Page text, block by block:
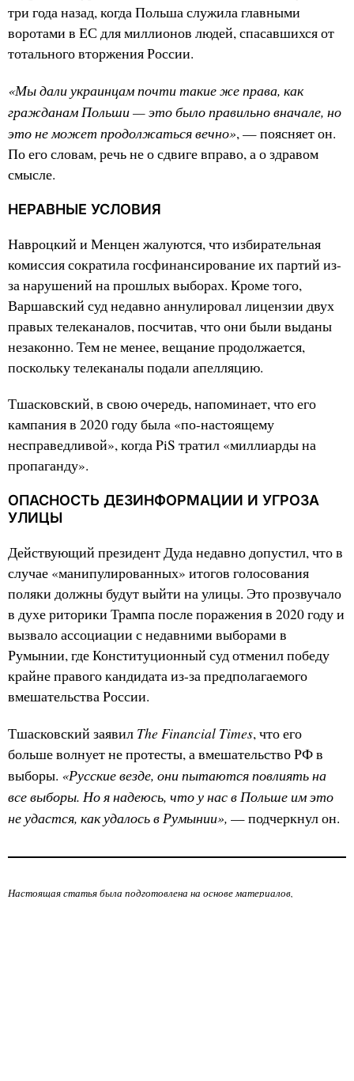
три года назад, когда Польша служила главными
воротами в ЕС для миллионов людей, спасавшихся от
тотального вторжения России.
«Мы дали украинцам почти такие же права, как
гражданам Польши — это было правильно вначале, но
это не может продолжаться вечно», — поясняет он.
По его словам, речь не о сдвиге вправо, а о здравом
смысле.
НЕРАВНЫЕ УСЛОВИЯ
Навроцкий и Менцен жалуются, что избирательная
комиссия сократила госфинансирование их партий из-
за нарушений на прошлых выборах. Кроме того,
Варшавский суд недавно аннулировал лицензии двух
правых телеканалов, посчитав, что они были выданы
незаконно. Тем не менее, вещание продолжается,
поскольку телеканалы подали апелляцию.
Тшасковский, в свою очередь, напоминает, что его
кампания в 2020 году была «по-настоящему
несправедливой», когда PiS тратил «миллиарды на
пропаганду».
ОПАСНОСТЬ ДЕЗИНФОРМАЦИИ И УГРОЗА
УЛИЦЫ
Действующий президент Дуда недавно допустил, что в
случае «манипулированных» итогов голосования
поляки должны будут выйти на улицы. Это прозвучало
в духе риторики Трампа после поражения в 2020 году и
вызвало ассоциации с недавними выборами в
Румынии, где Конституционный суд отменил победу
крайне правого кандидата из-за предполагаемого
вмешательства России.
Тшасковский заявил The Financial Times, что его
больше волнует не протесты, а вмешательство РФ в
выборы. «Русские везде, они пытаются повлиять на
все выборы. Но я надеюсь, что у нас в Польше им это
не удастся, как удалось в Румынии», — подчеркнул он.
Настоящая статья была подготовлена на основе материалов,